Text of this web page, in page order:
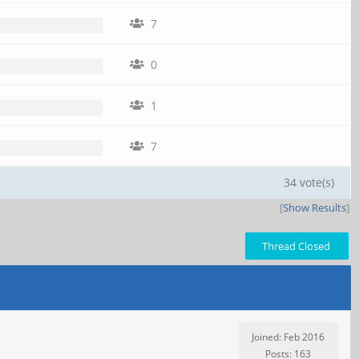
7
0
1
7
34 vote(s)
[Show Results]
Thread Closed
Joined: Feb 2016
Posts: 163